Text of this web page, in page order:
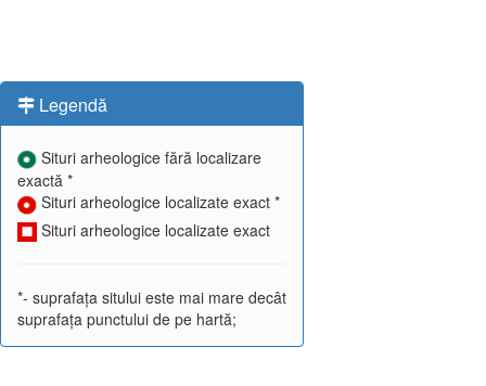
Legendă
Situri arheologice fără localizare
exactă *
Situri arheologice localizate exact *
Situri arheologice localizate exact
*- suprafața sitului este mai mare decât
suprafața punctului de pe hartă;